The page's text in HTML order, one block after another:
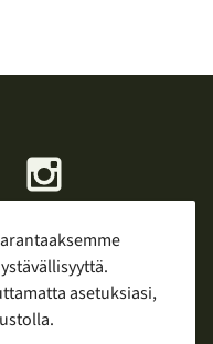
Tietosuoja
/
asetuksiasi,